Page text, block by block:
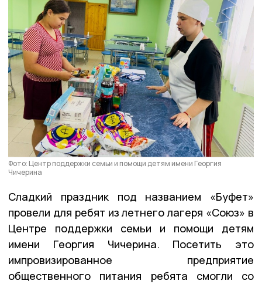
Фото: Центр поддержки семьи и помощи детям имени Георгия
Чичерина
Сладкий праздник под названием «Буфет»
провели для ребят из летнего лагеря «Союз» в
Центре поддержки семьи и помощи детям
имени Георгия Чичерина. Посетить это
импровизированное предприятие
общественного питания ребята смогли со